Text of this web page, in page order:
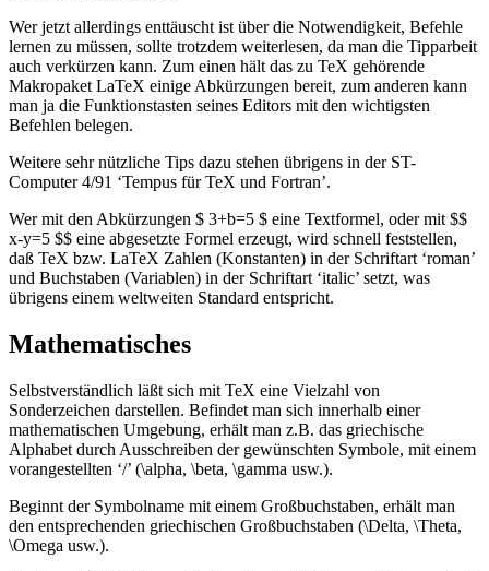
Wer jetzt allerdings enttäuscht ist über die Notwendigkeit, Befehle
lernen zu müssen, sollte trotzdem weiterlesen, da man die Tipparbeit
auch verkürzen kann. Zum einen hält das zu TeX gehörende
Makropaket LaTeX einige Abkürzungen bereit, zum anderen kann
man ja die Funktionstasten seines Editors mit den wichtigsten
Befehlen belegen.
Weitere sehr nützliche Tips dazu stehen übrigens in der ST-
Computer 4/91 ‘Tempus für TeX und Fortran’.
Wer mit den Abkürzungen $ 3+b=5 $ eine Textformel, oder mit $$
x-y=5 $$ eine abgesetzte Formel erzeugt, wird schnell feststellen,
daß TeX bzw. LaTeX Zahlen (Konstanten) in der Schriftart ‘roman’
und Buchstaben (Variablen) in der Schriftart ‘italic’ setzt, was
übrigens einem weltweiten Standard entspricht.
Mathematisches
Selbstverständlich läßt sich mit TeX eine Vielzahl von
Sonderzeichen darstellen. Befindet man sich innerhalb einer
mathematischen Umgebung, erhält man z.B. das griechische
Alphabet durch Ausschreiben der gewünschten Symbole, mit einem
vorangestellten ‘/’ (\alpha, \beta, \gamma usw.).
Beginnt der Symbolname mit einem Großbuchstaben, erhält man
den entsprechenden griechischen Großbuchstaben (\Delta, \Theta,
\Omega usw.).